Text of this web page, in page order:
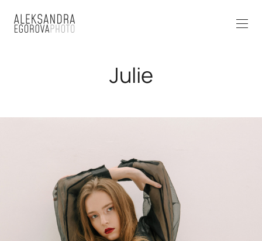
Julie